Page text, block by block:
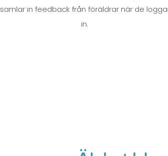
samlar in feedback från föräldrar när de
in.